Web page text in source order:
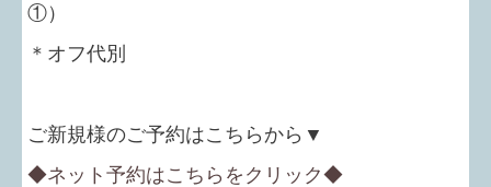
①）
＊オフ代別
ご新規様のご予約はこちらから▼
◆ネット予約はこちらをクリック◆